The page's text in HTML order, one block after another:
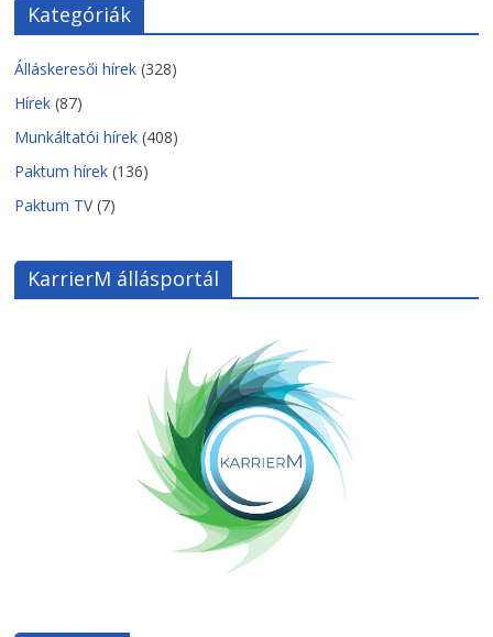
Kategóriák
Álláskeresői hírek (328)
Hírek (87)
Munkáltatói hírek (408)
Paktum hírek (136)
Paktum TV(7)
KarrierM állásportál